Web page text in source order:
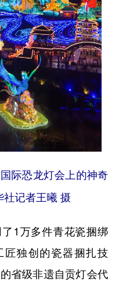
际恐龙灯会上的神奇
社记者王曦 摄
1万多件青花瓷捆绑
独创的瓷器捆扎技
省级非遗自贡灯会代